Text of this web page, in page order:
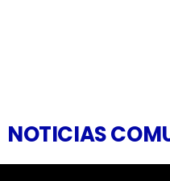
NOTICIAS